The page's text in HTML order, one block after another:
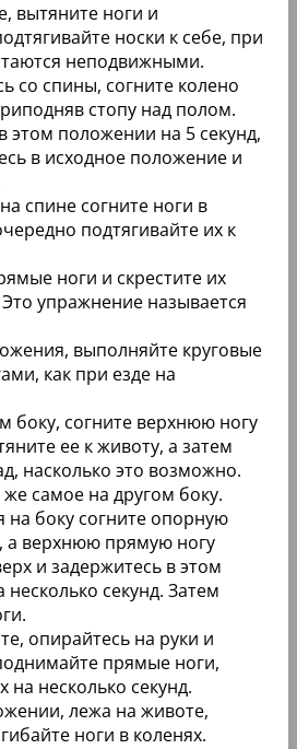
вытяните ноги и
носки к себе, при
неподвижными.
со спины, согните колено
стопу над полом.
этом положении на 5 секунд,
в исходное положение и
спине согните ноги в
подтягивайте их к
ноги и скрестите их
упражнение называется
выполняйте круговые
как при езде на
боку, согните верхнюю ногу
ее к животу, а затем
насколько это возможно.
самое на другом боку.
боку согните опорную
а верхнюю прямую ногу
и задержитесь в этом
секунд. Затем
опирайтесь на руки и
прямые ноги,
на несколько секунд.
лежа на животе,
ноги в коленях.